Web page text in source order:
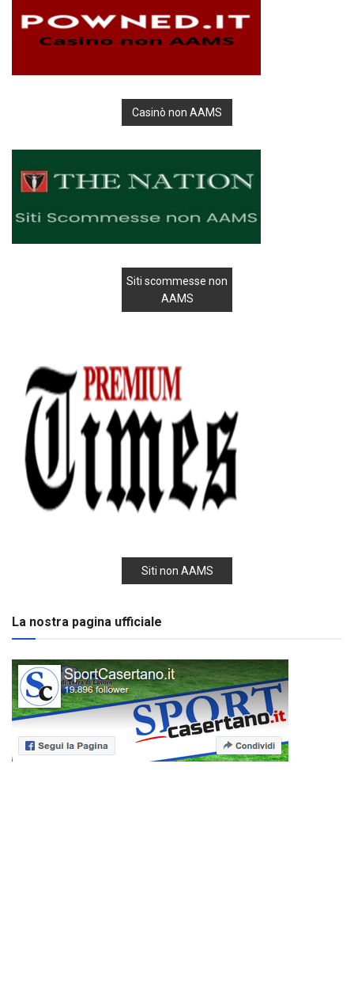
Casinò non AAMS
Siti scommesse non
AAMS
Siti non AAMS
La nostra pagina ufficiale